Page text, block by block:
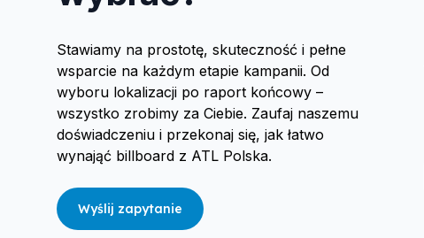
Stawiamy na prostotę, skuteczność i pełne
wsparcie na każdym etapie kampanii. Od
wyboru lokalizacji po raport końcowy –
wszystko zrobimy za Ciebie. Zaufaj naszemu
doświadczeniu i przekonaj się, jak łatwo
wynająć billboard z ATL Polska.
Wyślij zapytanie